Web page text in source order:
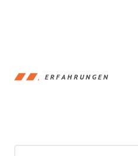
ERFAHRUNGEN